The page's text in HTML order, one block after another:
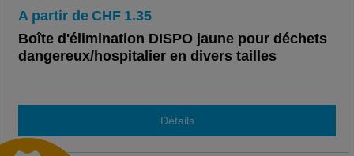
A partir de CHF 1.35
Boîte d'élimination DISPO jaune pour déchets
dangereux/hospitalier en divers tailles
Détails